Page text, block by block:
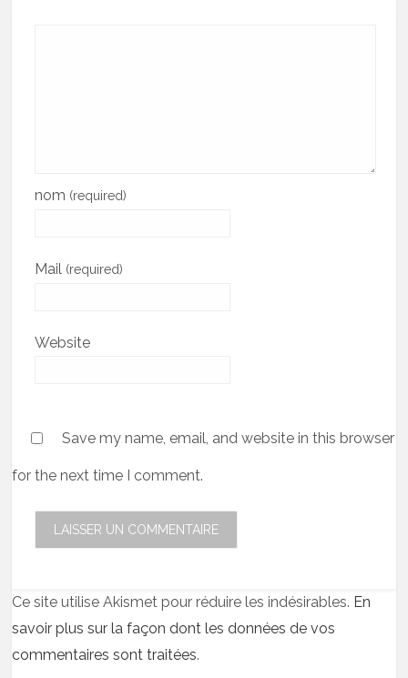
nom (required)
Mail (required)
Website
Save my name, email, and website in this browser
for the next time I comment.
Ce site utilise Akismet pour réduire les indésirables. En
savoir plus sur la façon dont les données de vos
commentaires sont traitées.